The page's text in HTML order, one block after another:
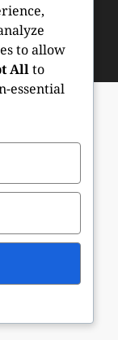
Путрівського
|
to allow
Allto
essential